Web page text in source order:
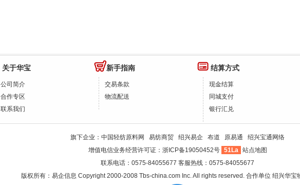
关于华宝
公司简介
合作专区
联系我们
新手指南
交易条款
物流配送
结算方式
现金结算
同城支付
银行汇兑
旗下企业：中国轻纺原料网 易纺商贸 绍兴易企 布道 原易通
绍兴宝通网络
增值电信业务经营许可证： 浙ICP备19050452号 51La 站点地图
联系电话：0575-84055677 客服热线：0575-84055677
版权所有：易企信息 Copyright 2000-2008 Tbs-china.com Inc. All rights reserved. 合作单位绍兴华宝